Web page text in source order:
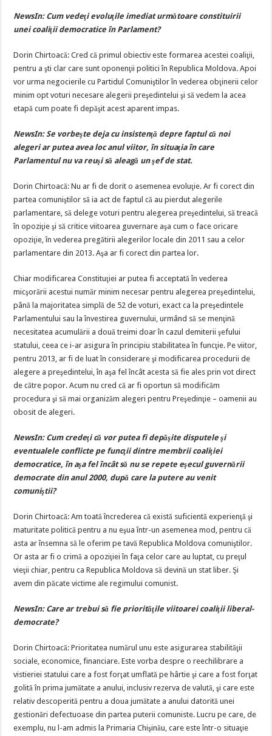
NewsIn: Cum vedeţi evoluţile imediat următoare constituirii
unei coaliţii democratice în Parlament?
Dorin Chirtoacă: Cred că primul obiectiv este formarea acestei coaliţii,
pentru a şti clar care sunt oponenţii politici în Republica Moldova. Apoi
vor urma negocierile cu Partidul Comuniştilor în vederea obţinerii celor
minim opt voturi necesare alegerii preşedintelui şi să vedem la acea
etapă cum poate fi depăşit acest aparent impas.
NewsIn: Se vorbeşte deja cu insistenţă depre faptul că noi
alegeri ar putea avea loc anul viitor, în situaţia în care
Parlamentul nu va reuşi să aleagă un şef de stat.
Dorin Chirtoacă: Nu ar fi de dorit o asemenea evoluţie. Ar fi corect din
partea comuniştilor să ia act de faptul că au pierdut alegerile
parlamentare, să delege voturi pentru alegerea preşedintelui, să treacă
în opoziţie şi să critice viitoarea guvernare aşa cum o face oricare
opoziţie, în vederea pregătirii alegerilor locale din 2011 sau a celor
parlamentare din 2013. Aşa ar fi corect din partea lor.
Chiar modificarea Constituţiei ar putea fi acceptată în vederea
micşorării acestui număr minim necesar pentru alegerea preşedintelui,
până la majoritatea simplă de 52 de voturi, exact ca la preşedintele
Parlamentului sau la învestirea guvernului, urmând să se menţină
necesitatea acumulării a două treimi doar în cazul demiterii şefului
statului, ceea ce i-ar asigura în principiu stabilitatea în funcţie. Pe viitor,
pentru 2013, ar fi de luat în considerare şi modificarea procedurii de
alegere a preşedintelui, în aşa fel încât acesta să fie ales prin vot direct
de către popor. Acum nu cred că ar fi oportun să modificăm
procedura şi să mai organizăm alegeri pentru Preşedinţie – oamenii au
obosit de alegeri.
NewsIn: Cum credeţi că vor putea fi depăşite disputele şi
eventualele conflicte pe funcţii dintre membrii coaliţiei
democratice, în aşa fel încât să nu se repete eşecul guvernării
democrate din anul 2000, după care la putere au venit
comuniştii?
Dorin Chirtoacă: Am toată încrederea că există suficientă experienţă şi
maturitate politică pentru a nu eşua într-un asemenea mod, pentru că
asta ar însemna să le oferim pe tavă Republica Moldova comuniştilor.
Or asta ar fi o crimă a opoziţiei în faţa celor care au luptat, cu preţul
vieţii chiar, pentru ca Republica Moldova să devină un stat liber. Şi
avem din păcate victime ale regimului comunist.
NewsIn: Care ar trebui să fie priorităţile viitoarei coaliţii liberal-
democrate?
Dorin Chirtoacă: Prioritatea numărul unu este asigurarea stabilităţii
sociale, economice, financiare. Este vorba despre o reechilibrare a
vistieriei statului care a fost forţat umflată pe hârtie şi care a fost forţat
golită în prima jumătate a anului, inclusiv rezerva de valută, şi care este
relativ descoperită pentru a doua jumătate a anului datorită unei
gestionări defectuoase din partea puterii comuniste. Lucru pe care, de
exemplu, nu l-am admis la Primaria Chişinău, care este într-o situaţie